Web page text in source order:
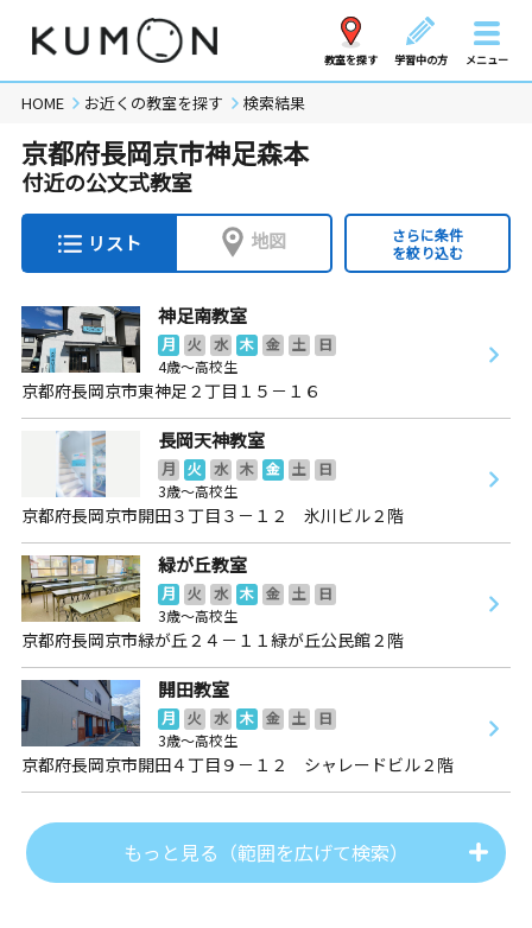
教室を探す 学習中の方 メニュー
HOME お近くの教室を探す 検索結果
京都府長岡京市神足森本
付近の公文式教室
リスト 地図
さらに条件
を絞り込む
神足南教室
月 火 水 木 金 土
日
4歳～高校生
京都府長岡京市東神足２丁目１５－１６
長岡天神教室
月 火 水 木 金 土
日
3歳～高校生
京都府長岡京市開田３丁目３－１２ 氷川ビル２階
緑が丘教室
月 火 水 木 金 土
日
3歳～高校生
京都府長岡京市緑が丘２４－１１緑が丘公民館２階
開田教室
月 火 水 木 金 土
日
3歳～高校生
京都府長岡京市開田４丁目９－１２ シャレードビル２階
もっと見る（範囲を広げて検索）